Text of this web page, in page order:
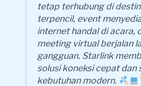
tetap terhubung di
terpencil, event
internet handal di acara,
meeting virtual berjalan
gangguan. Starlink
solusi koneksi cepat dan
kebutuhan modern.